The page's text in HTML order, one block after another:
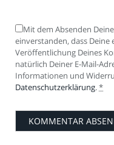
Mit dem Absenden
einverstanden, dass Deine
Veröffentlichung Deines
natürlich Deiner E-Mail-
Informationen und
Datenschutzerklärung. *